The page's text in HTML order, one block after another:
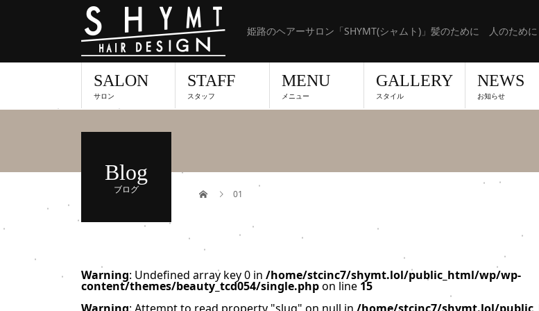
姫路のヘアーサロン「SHYMT(シャムト)」髪のために 人のために
SALON
サロン
STAFF
スタッフ
MENU
メニュー
GALLERY
スタイル
NEWS
お知らせ
Blog
ブログ 01
Warning: Undefined array key 0 in /home/stcinc7/shymt.lol/public_html/wp/wp-
content/themes/beauty_tcd054/single.phpon line 15